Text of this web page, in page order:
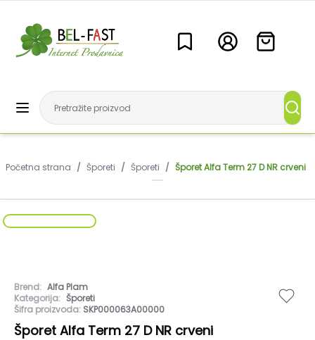
Početna strana / Šporeti / Šporeti / Šporet Alfa Term 27 D NR crveni
Brend: Alfa Plam
Kategorija: Šporeti
Šifra proizvoda: SKP000063A00000
Šporet Alfa Term 27 D NR crveni